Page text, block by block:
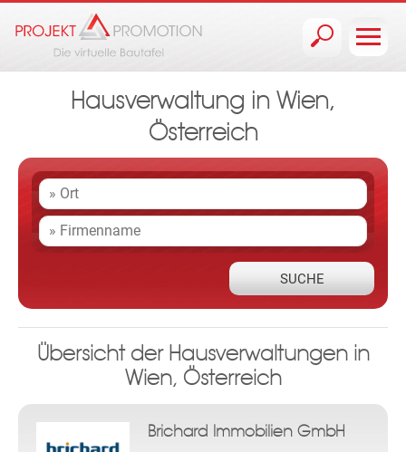
Hausverwaltung in Wien,
Österreich
Übersicht der Hausverwaltungen in
Wien, Österreich
Brichard Immobilien GmbH